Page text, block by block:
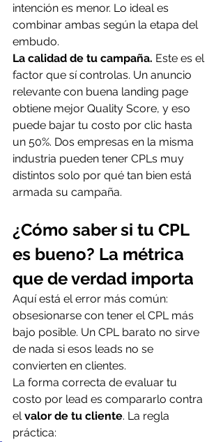
intención es menor. Lo ideal es
combinar ambas según la etapa del
embudo.
La calidad de tu campaña. Este es el
factor que sí controlas. Un anuncio
relevante con buena landing page
obtiene mejor Quality Score, y eso
puede bajar tu costo por clic hasta
un 50%. Dos empresas en la misma
industria pueden tener CPLs muy
distintos solo por qué tan bien está
armada su campaña.
¿Cómo saber si tu CPL
es bueno? La métrica
que de verdad importa
Aquí está el error más común:
obsesionarse con tener el CPL más
bajo posible. Un CPL barato no sirve
de nada si esos leads no se
convierten en clientes.
La forma correcta de evaluar tu
costo por lead es compararlo contra
el valor de tu cliente. La regla
práctica: